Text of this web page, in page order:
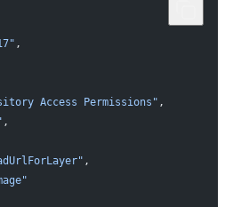
,
Access Permissions" ,
,
,